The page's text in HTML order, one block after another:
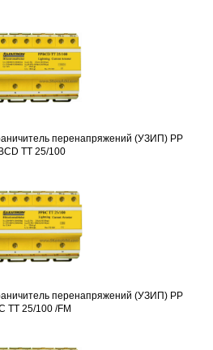
Подробнееперенапряжений (УЗИП) PP
BCD TT 25/100
Подробнееперенапряжений (УЗИП) PP
TT 25/100 /FM